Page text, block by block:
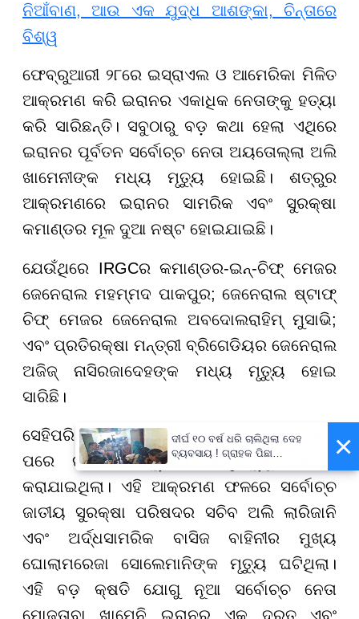
ନିଆଁବାଣ, ଆଉ ଏକ ଯୁଦ୍ଧ ଆଶଙ୍କା, ଚିନ୍ତାରେ
ବିଶ୍ୱ
ଫେବ୍ରୁଆରୀ ୨୮ରେ ଇସ୍ରାଏଲ ଓ ଆମେରିକା ମିଳିତ
ଆକ୍ରମଣ କରି ଇରାନର ଏକାଧିକ ନେତାଙ୍କୁ ହତ୍ୟା
କରି ସାରିଛନ୍ତି। ସବୁଠାରୁ ବଡ଼ କଥା ହେଲା ଏଥିରେ
ଇରାନର ପୂର୍ବତନ ସର୍ବୋଚ୍ଚ ନେତା ଅୟତୋଲ୍ଲା ଅଲି
ଖାମେନୀଙ୍କ ମଧ୍ୟ ମୃତ୍ୟୁ ହୋଇଛି। ଶତ୍ରୁର
ଆକ୍ରମଣରେ ଇରାନର ସାମରିକ ଏବଂ ସୁରକ୍ଷା
କମାଣ୍ଡର ମୂଳ ଦୁଆ ନଷ୍ଟ ହୋଇଯାଇଛି।
ଯେଉଁଥିରେ IRGCର କମାଣ୍ଡର-ଇନ୍-ଚିଫ୍ ମେଜର
ଜେନେରାଲ ମହମ୍ମଦ ପାକପୁର; ଜେନେରାଲ ଷ୍ଟାଫ୍
ଚିଫ୍ ମେଜର ଜେନେରାଲ ଅବଦୋଲରାହିମ୍ ମୁସାଭି;
ଏବଂ ପ୍ରତିରକ୍ଷା ମନ୍ତ୍ରୀ ବ୍ରିଗେଡିୟର ଜେନେରାଲ
ଅଜିଜ୍ ନାସିରଜାଦେହଙ୍କ ମଧ୍ୟ ମୃତ୍ୟୁ ହୋଇ
ସାରିଛି।
ସେହିପରି ମାର୍ଚ୍ଚ ମଝିରେ ଆକ୍ରମଣ ତୀବ୍ର ହେବା
ପରେ ଇରାନର ଦ୍ୱିତୀୟ ନେତୃତ୍ୱକୁ ଟାର୍ଗେଟ
କରାଯାଇଥିଲା। ଏହି ଆକ୍ରମଣ ଫଳରେ ସର୍ବୋଚ୍ଚ
ଜାତୀୟ ସୁରକ୍ଷା ପରିଷଦର ସଚିବ ଅଲି ଲାରିଜାନି
ଏବଂ ଅର୍ଦ୍ଧସାମରିକ ବାସିଜ ବାହିନୀର ମୁଖ୍ୟ
ଘୋଲାମରେଜା ସୋଲେମାନିଙ୍କ ମୃତ୍ୟୁ ଘଟିଥିଲା।
ଏହି ବଡ଼ କ୍ଷତି ଯୋଗୁ ନୂଆ ସର୍ବୋଚ୍ଚ ନେତା
ମୋଜତାବା ଖାମେନି ଇରାନର ଏକ ଦ୍ରୁତ ଏବଂ
×
ଦୀର୍ଘ ୧୦ ବର୍ଷ ଧରି ଚାଲିଥିଲା ଦେହ
ବ୍ୟବସାୟ ! ଗ୍ରାହକ ପିଛା
ଟଙ୍କା !